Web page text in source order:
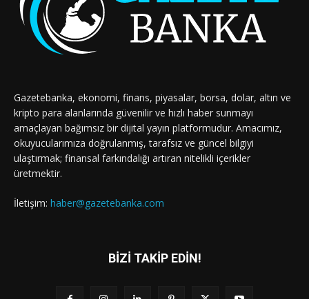
Gazetebanka, ekonomi, finans, piyasalar, borsa, dolar, altın ve
kripto para alanlarında güvenilir ve hızlı haber sunmayı
amaçlayan bağımsız bir dijital yayın platformudur. Amacımız,
okuyucularımıza doğrulanmış, tarafsız ve güncel bilgiyi
ulaştırmak; finansal farkındalığı artıran nitelikli içerikler
üretmektir.
İletişim: haber@gazetebanka.com
BİZİ TAKİP EDİN!